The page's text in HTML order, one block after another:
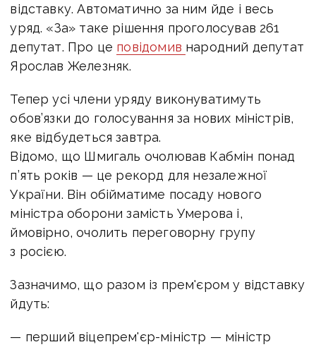
відставку.Автоматично за ним йде і весь
уряд. «За» таке рішення проголосував 261
депутат. Про це повідомив народний депутат
Ярослав Железняк.
Тепер усі члени уряду виконуватимуть
обов’язки до голосування за нових міністрів,
яке відбудеться завтра.
Відомо, що Шмигаль очолював Кабмін понад
п’ять років — це рекорд для незалежної
України. Він обійматиме посаду нового
міністра оборони замість Умерова і,
ймовірно, очолить переговорну групу
з росією.
Зазначимо, що разом із прем'єром у відставку
йдуть:
— перший віцепрем'єр-міністр — міністр